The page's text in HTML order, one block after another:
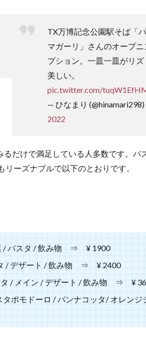
TX万博記念公園駅そば「
マガーリ」さんのオープニ
プション。一皿一皿がリ
美しい。
pic.twitter.com/
— ひなまり (@hinamari298)
2022
だけで満足している人多数です。パ
ーズナブルで以下のとおりです。
/ パスタ / 飲み物 ⇒ ¥ 1900
/ デザート / 飲み物 ⇒ ¥ 2400
タ / メイン / デザート / 飲み物 ⇒ ¥
ポモドーロ / パンナコッタ/ オレンジ